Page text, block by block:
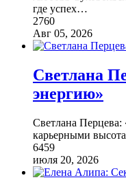
где успех…
2760
Авг 05, 2026
Светлана
энергию»
Светлана Перцева:
карьерными
6459
июля 20, 2026